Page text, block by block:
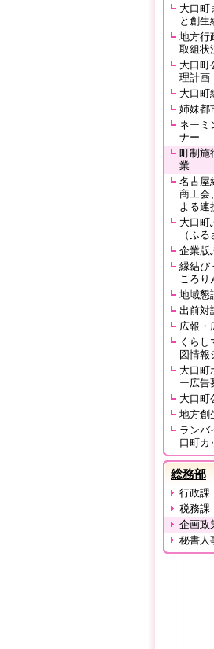
大口町
と創生
地方行
取組状
大口町
理計画
大口町
姉妹都
ネーミ
ナー
町制施
業
名古屋
商工会
よる連
大口町
（ふる
企業版
縁結び
ころり
地域懇
出前対
広報・
くら
図情報
大口町
ー広告
大口町
地方創
ランバ
口町カ
総務部
行政課
税務課
企画政
秘書人